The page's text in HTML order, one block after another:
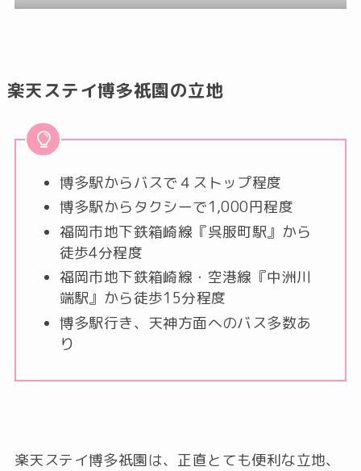
楽天ステイ博多祇園の立地
博多駅からバスで４ストップ程度
博多駅からタクシーで1,000円程度
福岡市地下鉄箱崎線『呉服町駅』から
徒歩4分程度
福岡市地下鉄箱崎線・空港線『中洲川
端駅』から徒歩15分程度
博多駅行き、天神方面へのバス多数あ
り
楽天ステイ博多祇園は、正直とても便利な立地、